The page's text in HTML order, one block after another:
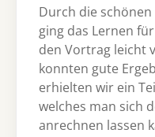
Durch die
ging das Lernen
den Vortrag leicht
konnten gute
erhielten wir ein
welches man sich
anrechnen lassen